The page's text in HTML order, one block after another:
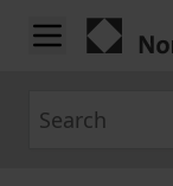
Skip to Content